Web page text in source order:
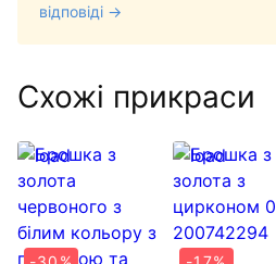
відповіді →
Схожі прикраси